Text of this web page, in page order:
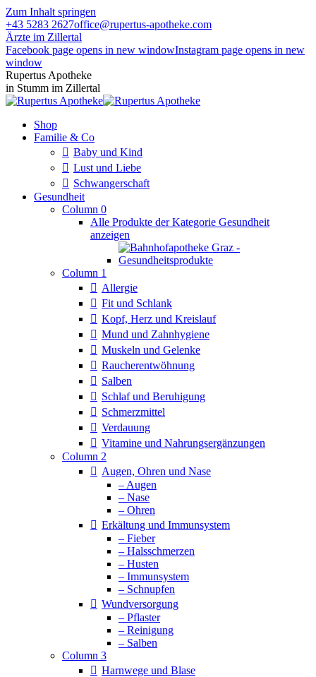
Zum Inhalt springen
+43 5283 2627office@rupertus-apotheke.com
Ärzte im Zillertal
Facebook page opens in new windowInstagram page opens in new
window
Rupertus Apotheke
in Stumm im Zillertal
Shop
Familie & Co
Baby und Kind
Lust und Liebe
Schwangerschaft
Gesundheit
Column 0
Alle Produkte der Kategorie Gesundheit
anzeigen
Column 1
Allergie
Fit und Schlank
Kopf, Herz und Kreislauf
Mund und Zahnhygiene
Muskeln und Gelenke
Raucherentwöhnung
Salben
Schlaf und Beruhigung
Schmerzmittel
Verdauung
Vitamine und Nahrungsergänzungen
Column 2
Augen, Ohren und Nase
– Augen
– Nase
– Ohren
Erkältung und Immunsystem
– Fieber
– Halsschmerzen
– Husten
– Immunsystem
– Schnupfen
Wundversorgung
– Pflaster
– Reinigung
– Salben
Column 3
Harnwege und Blase